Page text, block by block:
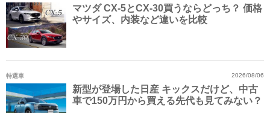
マツダ CX-5とCX-30買うならどっち？ 価格
やサイズ、内装など違いを比較
特選車
新型が登場した日産 キックスだけど、中古
車で150万円から買える先代も見てみない？
2026/08/06